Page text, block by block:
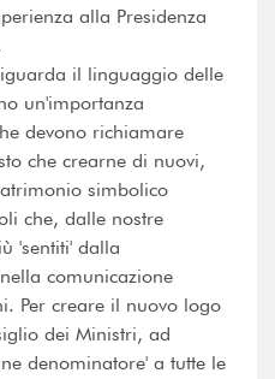
alla Presidenza
il linguaggio delle
un'importanza
devono richiamare
che crearne di nuovi,
simbolico
che, dalle nostre
'sentiti' dalla
comunicazione
Per creare il nuovo logo
dei Ministri, ad
denominatore' a tutte le